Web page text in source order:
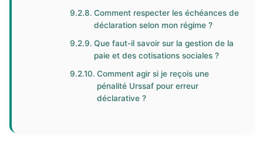
Comment respecter les échéances de
déclaration selon mon régime ?
Que faut-il savoir sur la gestion de la
paie et des cotisations sociales ?
Comment agir si je reçois une
pénalité Urssaf pour erreur
déclarative ?